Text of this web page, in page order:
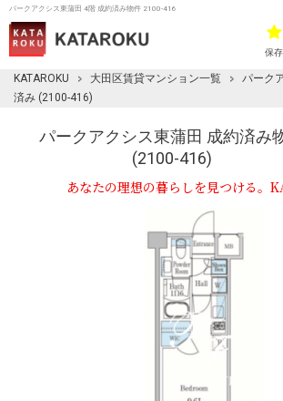
パークアクシス東蒲田 4階 成約済み物件 2100-416
保存
KATAROKU 大田区賃貸マンション一覧 パーク
済み (2100-416)
パークアクシス東蒲田 成約済み
(2100-416)
あなたの理想の暮らしを見つける。